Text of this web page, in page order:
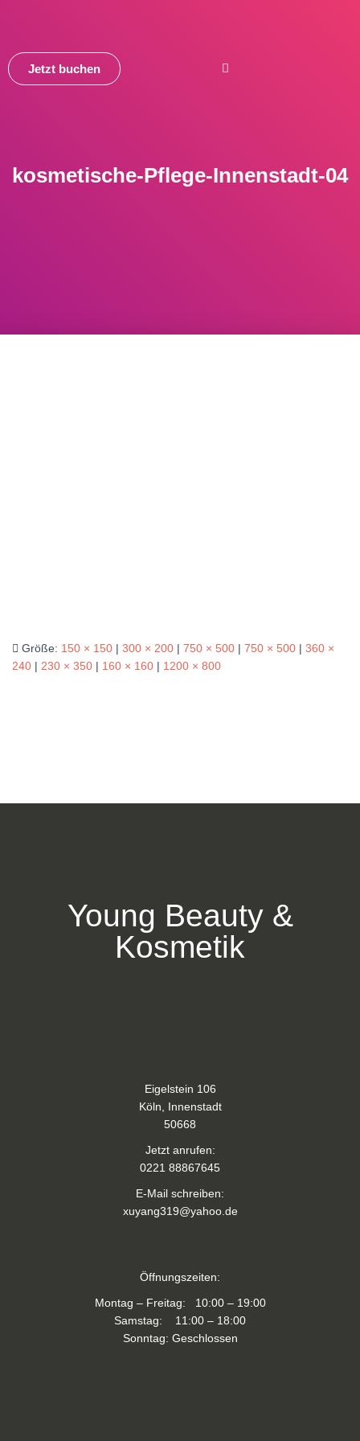
Jetzt buchen
kosmetische-Pflege-Innenstadt-04
Größe: 150 × 150 | 300 × 200 | 750 × 500 | 750 × 500 | 360 ×
240 | 230 × 350 | 160 × 160 | 1200 × 800
Young Beauty &
Kosmetik
Eigelstein 106
Köln, Innenstadt
50668
Jetzt anrufen:
0221 88867645
E-Mail schreiben:
xuyang319@yahoo.de
Öffnungszeiten:
Montag – Freitag: 10:00 – 19:00
Samstag: 11:00 – 18:00
Sonntag: Geschlossen